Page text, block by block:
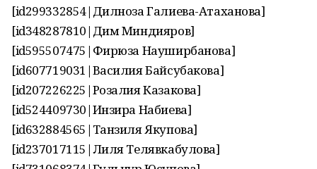
[id299332854|Дилноза Галиева-Атаханова]
[id348287810|Дим Миндияров]
[id595507475|Фирюза Науширбанова]
[id607719031|Василия Байсубакова]
[id207226225|Розалия Казакова]
[id524409730|Инзира Набиева]
[id632884565|Танзиля Якупова]
[id237017115|Лиля Телявкабулова]